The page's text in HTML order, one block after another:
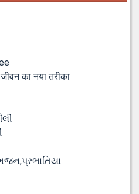
का नया तरीका